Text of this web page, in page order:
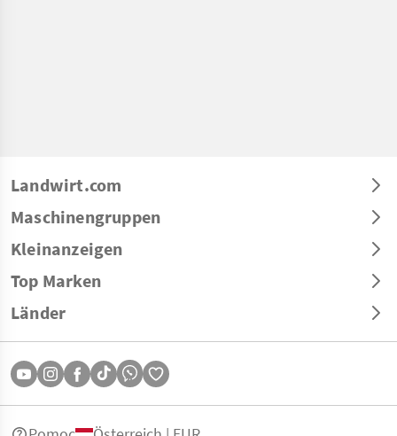
Landwirt.com
Maschinengruppen
Kleinanzeigen
Top Marken
Länder